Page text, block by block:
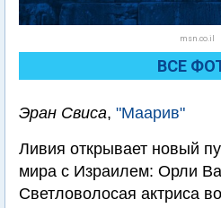
msn.co.il
ВСЕ
Эран Свиса, "Маарив"
Ливия открывает новый
мира с Израилем: Орли
Светловолосая актриса